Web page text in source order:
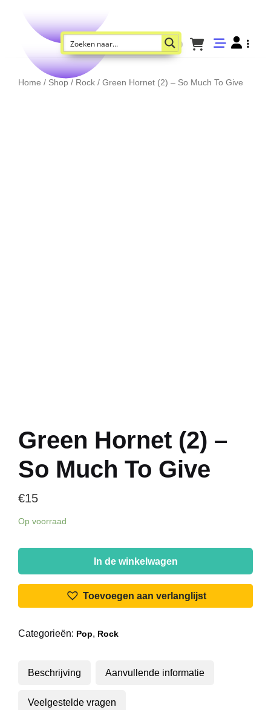
Home / Shop / Rock / Green Hornet (2) – So Much To Give
Green Hornet (2) –
So Much To Give
€15
Op voorraad
Green
(2)
So
To
aantal
In de winkelwagen
Toevoegen aan verlanglijst
Categorieën: Pop, Rock
Beschrijving Aanvullende informatie
Veelgestelde vragen